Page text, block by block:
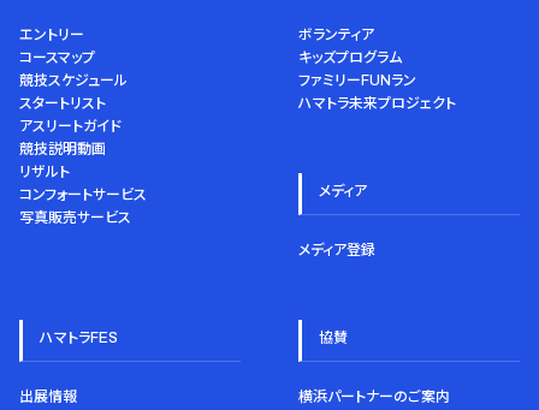
エントリー
コースマップ
競技スケジュール
スタートリスト
アスリートガイド
競技説明動画
リザルト
コンフォートサービス
写真販売サービス
ボランティア
キッズプログラム
ファミリーFUNラン
ハマトラ未来プロジェクト
メディア
メディア登録
ハマトラFES
出展情報
協賛
横浜パートナーのご案内